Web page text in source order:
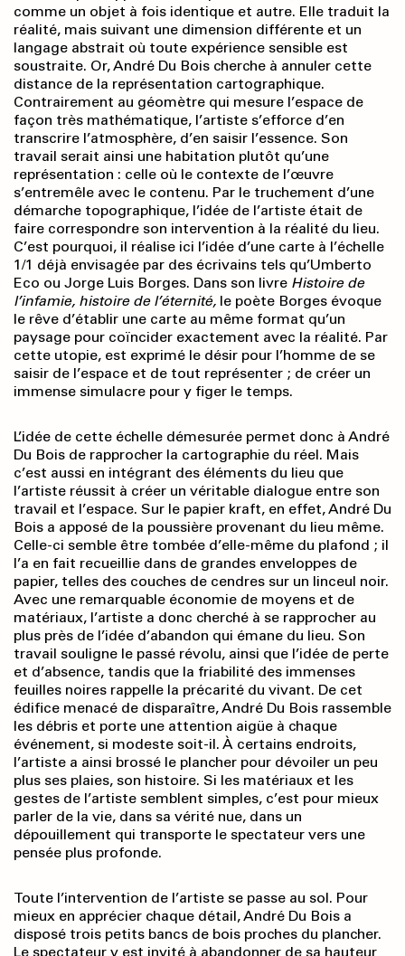
comme un objet à fois identique et autre. Elle traduit la
réalité, mais suivant une dimension différente et un
langage abstrait où toute expérience sensible est
soustraite. Or, André Du Bois cherche à annuler cette
distance de la représentation cartographique.
Contrairement au géomètre qui mesure l’espace de
façon très mathématique, l’artiste s’efforce d’en
transcrire l’atmosphère, d’en saisir l’essence. Son
travail serait ainsi une habitation plutôt qu’une
représentation : celle où le contexte de l’œuvre
s’entremêle avec le contenu. Par le truchement d’une
démarche topographique, l’idée de l’artiste était de
faire correspondre son intervention à la réalité du lieu.
C’est pourquoi, il réalise ici l’idée d’une carte à l’échelle
1/1 déjà envisagée par des écrivains tels qu’Umberto
Eco ou Jorge Luis Borges. Dans son livre Histoire de
l’infamie, histoire de l’éternité, le poète Borges évoque
le rêve d’établir une carte au même format qu’un
paysage pour coïncider exactement avec la réalité. Par
cette utopie, est exprimé le désir pour l’homme de se
saisir de l’espace et de tout représenter ; de créer un
immense simulacre pour y figer le temps.
L’idée de cette échelle démesurée permet donc à André
Du Bois de rapprocher la cartographie du réel. Mais
c’est aussi en intégrant des éléments du lieu que
l’artiste réussit à créer un véritable dialogue entre son
travail et l’espace. Sur le papier kraft, en effet, André Du
Bois a apposé de la poussière provenant du lieu même.
Celle-ci semble être tombée d’elle-même du plafond ; il
l’a en fait recueillie dans de grandes enveloppes de
papier, telles des couches de cendres sur un linceul noir.
Avec une remarquable économie de moyens et de
matériaux, l’artiste a donc cherché à se rapprocher au
plus près de l’idée d’abandon qui émane du lieu. Son
travail souligne le passé révolu, ainsi que l’idée de perte
et d’absence, tandis que la friabilité des immenses
feuilles noires rappelle la précarité du vivant. De cet
édifice menacé de disparaître, André Du Bois rassemble
les débris et porte une attention aigüe à chaque
événement, si modeste soit-il. À certains endroits,
l’artiste a ainsi brossé le plancher pour dévoiler un peu
plus ses plaies, son histoire. Si les matériaux et les
gestes de l’artiste semblent simples, c’est pour mieux
parler de la vie, dans sa vérité nue, dans un
dépouillement qui transporte le spectateur vers une
pensée plus profonde.
Toute l’intervention de l’artiste se passe au sol. Pour
mieux en apprécier chaque détail, André Du Bois a
disposé trois petits bancs de bois proches du plancher.
Le spectateur y est invité à abandonner de sa hauteur